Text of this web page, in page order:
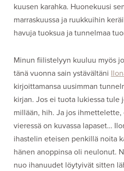
kuusen karahka. Huonekuusi
marraskuussa ja ruukkuihin
havuja tuoksua ja tunnelmaa
Minun fiilistelyyn kuuluu myös
tänä vuonna sain ystävältäni
kirjoittamansa uusimman
kirjan. Jos ei tuota lukiessa
millään, hih. Ja jos
vieressä on kuvassa lapaset…
ihastelin eteisen penkillä noita
hänen anoppinsa oli neulonut.
nuo ihanuudet löytyivät sitten